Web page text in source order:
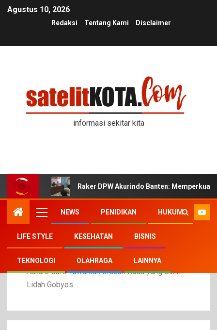
Agustus 10, 2026
Redaksi Tentang Kami Disclaimer
informasi sekitar kita
Raker DPW Akurindo Banten:
NEWS PENIDIKAN HUKUM
LIFE STYLE KESEHATAN BISNIS
TEKNOLOGI OLAHRAGA LAINNYA
Home Juni
26
Nature Cafe Tawarkan Urusan Rasa yang Bikin
Lidah Gobyos